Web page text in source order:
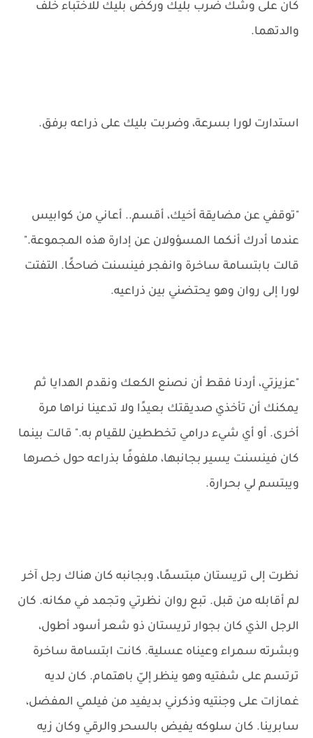
كان على وشك ضرب بليك وركض بليك للاختباء خلف
والدتهما.
استدارت لورا بسرعة، وضربت بليك على ذراعه برفق.
"توقفي عن مضايقة أخيك، أقسم.. أعاني من كوابيس
عندما أدرك أنكما المسؤولان عن إدارة هذه المجموعة."
قالت بابتسامة ساخرة وانفجر فينسنت ضاحكًا. التفتت
لورا إلى روان وهو يحتضني بين ذراعيه.
"عزيزتي، أردنا فقط أن نصنع الكعك ونقدم الهدايا ثم
يمكنك أن تأخذي صديقتك بعيدًا ولا تدعينا نراها مرة
أخرى. أو أي شيء درامي تخططين للقيام به." قالت بينما
كان فينسنت يسير بجانبها، ملفوفًا بذراعه حول خصرها
ويبتسم لي بحرارة.
نظرت إلى تريستان مبتسمًا، وبجانبه كان هناك رجل آخر
لم أقابله من قبل. تبع روان نظرتي وتجمد في مكانه. كان
الرجل الذي كان بجوار تريستان ذو شعر أسود أطول،
وبشرته سمراء وعيناه عسلية. كانت ابتسامة ساخرة
ترتسم على شفتيه وهو ينظر إليّ باهتمام. كان لديه
غمازات على وجنتيه وذكرني بديفيد من فيلمي المفضل،
سابرينا. كان سلوكه يفيض بالسحر والرقي وكان زيه